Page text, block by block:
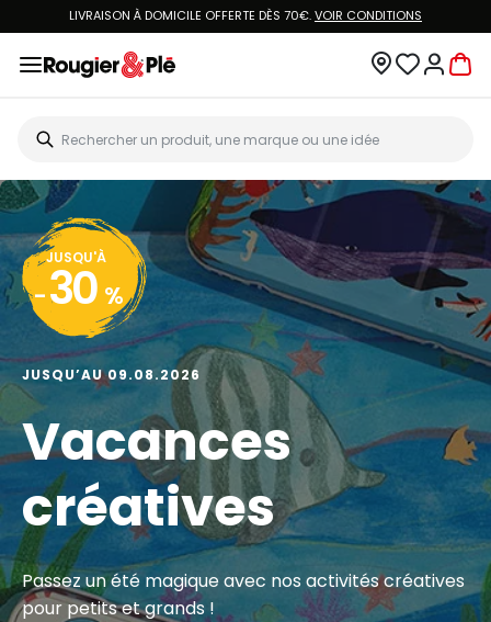
LIVRAISON À DOMICILE OFFERTE DÈS 70€.VOIR CONDITIONS
JUSQU'À
- 30 %
JUSQU’AU 09.08.2026
Vacances
créatives
Passez un été magique avec nos activités créatives
pour petits et grands !